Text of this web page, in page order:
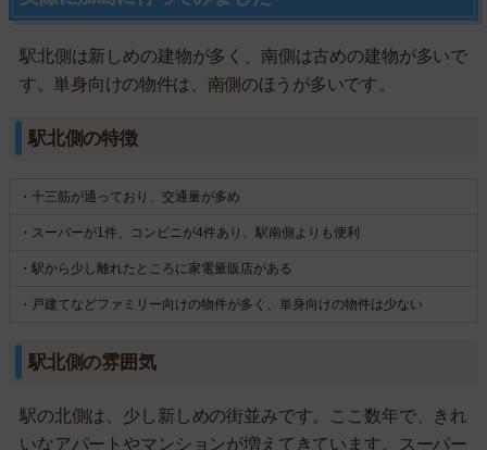
駅北側は新しめの建物が多く、南側は古めの建物が多いで
す。単身向けの物件は、南側のほうが多いです。
駅北側の特徴
・十三筋が通っており、交通量が多め
・スーパーが1件、コンビニが4件あり、駅南側よりも便利
・駅から少し離れたところに家電量販店がある
・戸建てなどファミリー向けの物件が多く、単身向けの物件は少ない
駅北側の雰囲気
駅の北側は、少し新しめの街並みです。ここ数年で、きれ
いなアパートやマンションが増えてきています。スーパー